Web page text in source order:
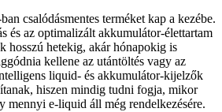
csalódásmentes terméket kap a kezébe.
és az optimalizált akkumulátor-élettartam
hosszú hetekig, akár hónapokig is
kellene az utántöltés vagy az
liquid- és akkumulátor-kijelzők
hiszen mindig tudni fogja, mikor
mennyi e-liquid áll még rendelkezésére.